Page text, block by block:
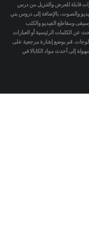
قابلة للعرض والتنزيل من درس
والصوت، بالإضافة إلى دروس بني
ومقاطع الفيديو والكتب
الكلمات الرئيسية أو العبارات
قم بوضع إشارة مرجعية على
إلى أحدث مواد الكابالا في